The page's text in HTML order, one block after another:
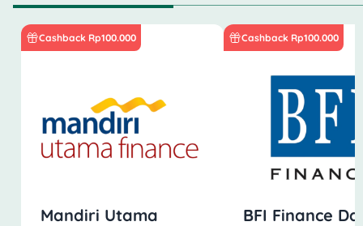
Cashback Rp100.000
Mandiri Utama
Cashback Rp100.000
BFI Finance